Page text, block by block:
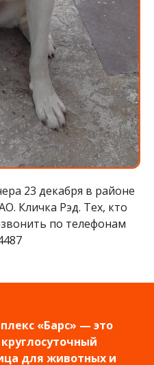
23 декабря в районе
Кличка Рэд. Тех, кто
по телефонам
«Барс» — это
для животных и